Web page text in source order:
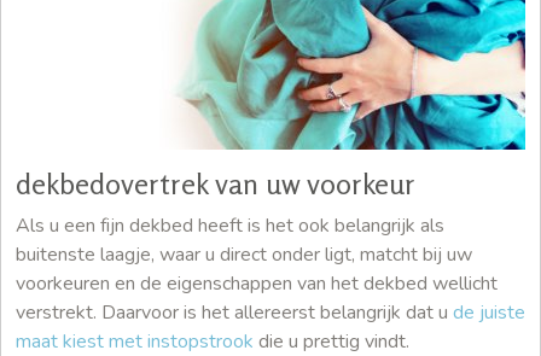
dekbedovertrek van uw voorkeur
Als u een fijn dekbed heeft is het ook belangrijk als
buitenste laagje, waar u direct onder ligt, matcht bij uw
voorkeuren en de eigenschappen van het dekbed wellicht
verstrekt. Daarvoor is het allereerst belangrijk dat u de juiste
maat kiest met instopstrook die u prettig vindt.